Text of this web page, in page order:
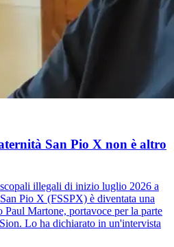
San Pio X non è altro
illegali di inizio luglio 2026 a
Pio X (FSSPX) è diventata una
Paul Martone, portavoce per la parte
Lo ha dichiarato in un'intervista